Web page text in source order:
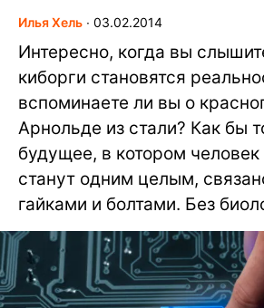
Илья Хель ∙ 03.02.2014
Интересно, когда вы
киборги становятся
вспоминаете ли вы о
Арнольде из стали? Как бы
будущее, в котором
станут одним целым,
гайками и болтами. Без